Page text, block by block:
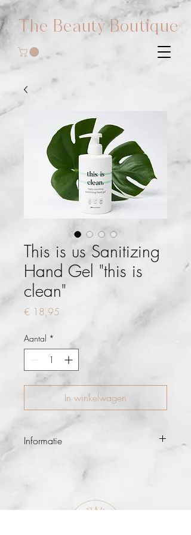
The Beauty Boutique
This is us Sanitizing
Hand Gel "this is
clean"
€ 18,95
Aantal *
In winkelwagen
Informatie
hand sanitizer die de handen reinigt
momenteel belangrijker dan ooit. Je
handen wassen met water en zeep is van